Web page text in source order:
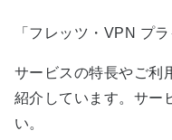
「フレッツ・VPN プ
サービスの特長やご利
紹介しています。サー
い。